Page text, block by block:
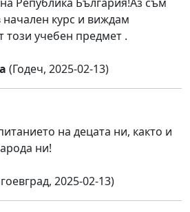
курс и виждам
учебен предмет .
(Годеч, 2025-02-13)
на децата ни, както и
ни!
2025-02-13)